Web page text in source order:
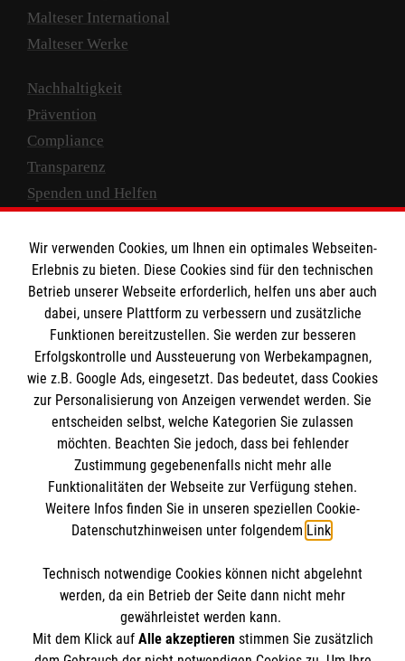
Malteser International
Malteser Werke
Nachhaltigkeit
Prävention
Compliance
Transparenz
Spenden und Helfen
Empfänger: Malteser Hilfsdienst e.V.
IBAN: DE10 3706 0120 1201 2000 12
BIC: GENODED 1PA7
Newsletter abonnieren
Cookies verwalten|AGB|Impressum|Datenschutz
Barrierefreiheit |Kontakt| Sharepoint|Mediathek
Wir verwenden Cookies, um Ihnen ein optimales Webseiten-
Erlebnis zu bieten. Diese Cookies sind für den technischen
Betrieb unserer Webseite erforderlich, helfen uns aber auch
dabei, unsere Plattform zu verbessern und zusätzliche
Funktionen bereitzustellen. Sie werden zur besseren
Erfolgskontrolle und Aussteuerung von Werbekampagnen,
wie z.B. Google Ads, eingesetzt. Das bedeutet, dass Cookies
zur Personalisierung von Anzeigen verwendet werden. Sie
entscheiden selbst, welche Kategorien Sie zulassen
möchten. Beachten Sie jedoch, dass bei fehlender
Zustimmung gegebenenfalls nicht mehr alle
Funktionalitäten der Webseite zur Verfügung stehen.
Weitere Infos finden Sie in unseren speziellen Cookie-
Datenschutzhinweisen unter folgendem Link.
Technisch notwendige Cookies können nicht abgelehnt
werden, da ein Betrieb der Seite dann nicht mehr
gewährleistet werden kann.
Mit dem Klick auf Alle akzeptierenstimmen Sie zusätzlich